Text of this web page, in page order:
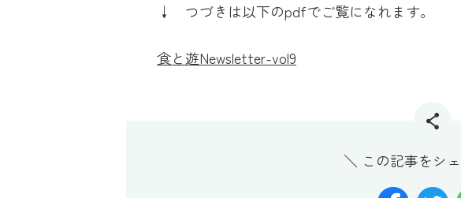
↓ つづきは以下のpdfでご覧になれます。
食と遊Newsletter-vol9
＼ この記事をシ